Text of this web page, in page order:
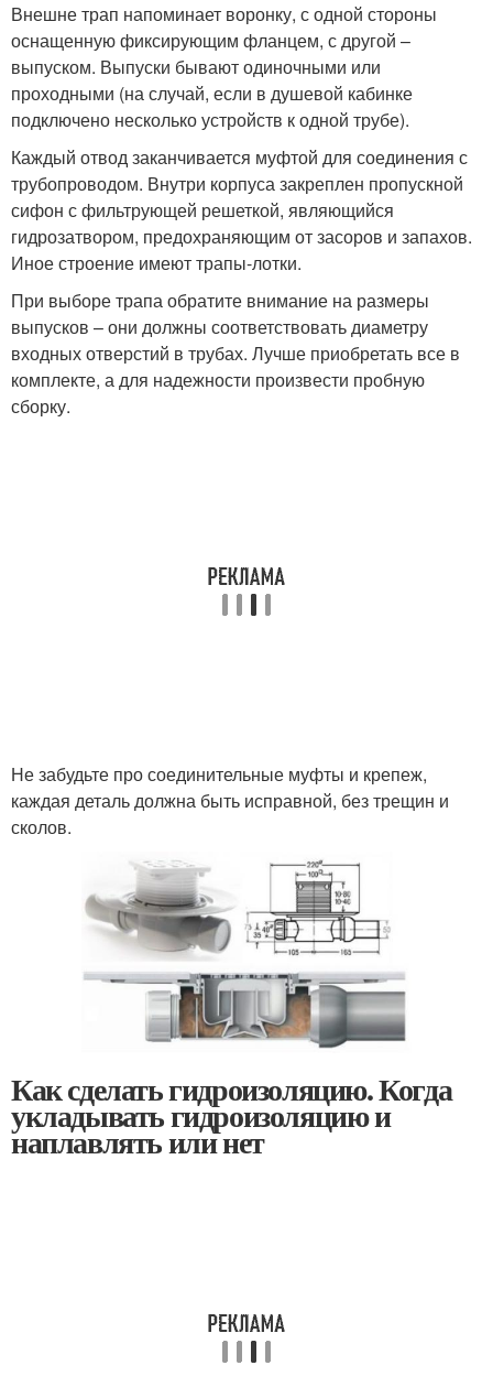
Внешне трап напоминает воронку, с одной стороны
оснащенную фиксирующим фланцем, с другой –
выпуском. Выпуски бывают одиночными или
проходными (на случай, если в душевой кабинке
подключено несколько устройств к одной трубе).
Каждый отвод заканчивается муфтой для соединения с
трубопроводом. Внутри корпуса закреплен пропускной
сифон с фильтрующей решеткой, являющийся
гидрозатвором, предохраняющим от засоров и запахов.
Иное строение имеют трапы-лотки.
При выборе трапа обратите внимание на размеры
выпусков – они должны соответствовать диаметру
входных отверстий в трубах. Лучше приобретать все в
комплекте, а для надежности произвести пробную
сборку.
Не забудьте про соединительные муфты и крепеж,
каждая деталь должна быть исправной, без трещин и
сколов.
Как сделать гидроизоляцию. Когда
укладывать гидроизоляцию и
наплавлять или нет